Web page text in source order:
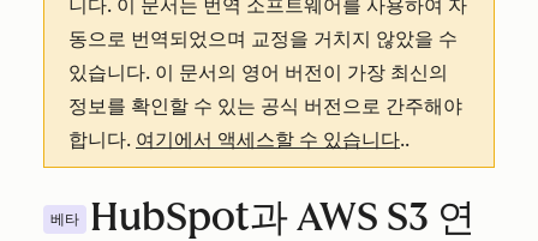
니다. 이 문서는 번역 소프트웨어를 사용하여 자
동으로 번역되었으며 교정을 거치지 않았을 수
있습니다. 이 문서의 영어 버전이 가장 최신의
정보를 확인할 수 있는 공식 버전으로 간주해야
합니다. 여기에서 액세스할 수 있습니다..
베타
HubSpot과 AWS S3 연